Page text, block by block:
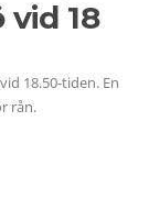
18
18.50-tiden. En
rån.